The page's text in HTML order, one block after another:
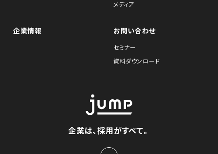
メディア
企業情報 お問い合わせ
セミナー
資料ダウンロード
企業は、採用がすべて。